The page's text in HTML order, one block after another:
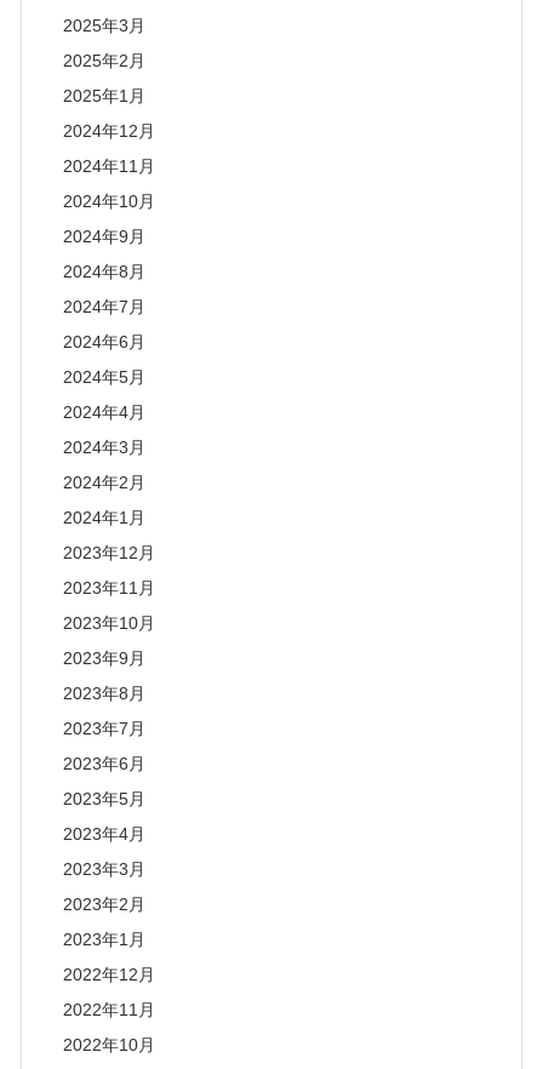
2025年3月
2025年2月
2025年1月
2024年12月
2024年11月
2024年10月
2024年9月
2024年8月
2024年7月
2024年6月
2024年5月
2024年4月
2024年3月
2024年2月
2024年1月
2023年12月
2023年11月
2023年10月
2023年9月
2023年8月
2023年7月
2023年6月
2023年5月
2023年4月
2023年3月
2023年2月
2023年1月
2022年12月
2022年11月
2022年10月